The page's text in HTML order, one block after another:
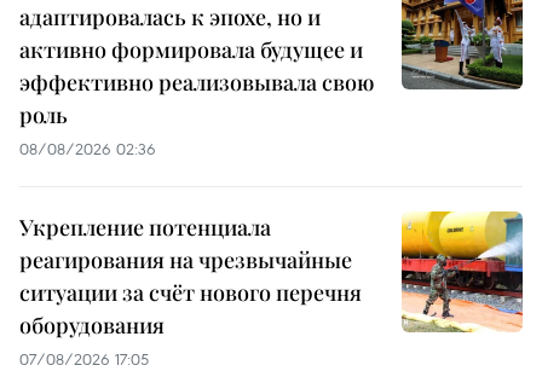
адаптировалась к эпохе, но и
активно формировала будущее и
эффективно реализовывала свою
роль
08/08/2026 02:36
Укрепление потенциала
реагирования на чрезвычайные
ситуации за счёт нового перечня
оборудования
07/08/2026 17:05